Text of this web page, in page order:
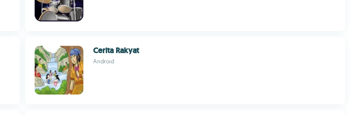
Cerita Rakyat
Android